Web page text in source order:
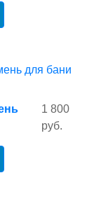
1 800
руб.